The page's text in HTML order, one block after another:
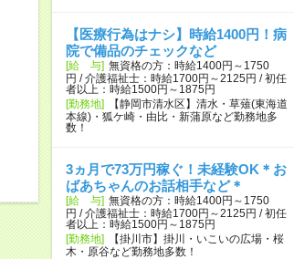
【医療行為はナシ】時給1400円！病
院で備品のチェックなど
[給 与] 無資格の方：時給1400円～1750
円 / 介護福祉士：時給1700円～2125円 / 初任
者以上：時給1500円～1875円
[勤務地]
【静岡市清水区】清水・草薙(東海道
本線)・狐ケ崎・由比・新蒲原など勤務地多
数！
3ヵ月で73万円稼ぐ！未経験OK＊お
ばあちゃんのお話相手など＊
[給 与] 無資格の方：時給1400円～1750
円 / 介護福祉士：時給1700円～2125円 / 初任
者以上：時給1500円～1875円
[勤務地]
【掛川市】掛川・いこいの広場・桜
木・原谷など勤務地多数！